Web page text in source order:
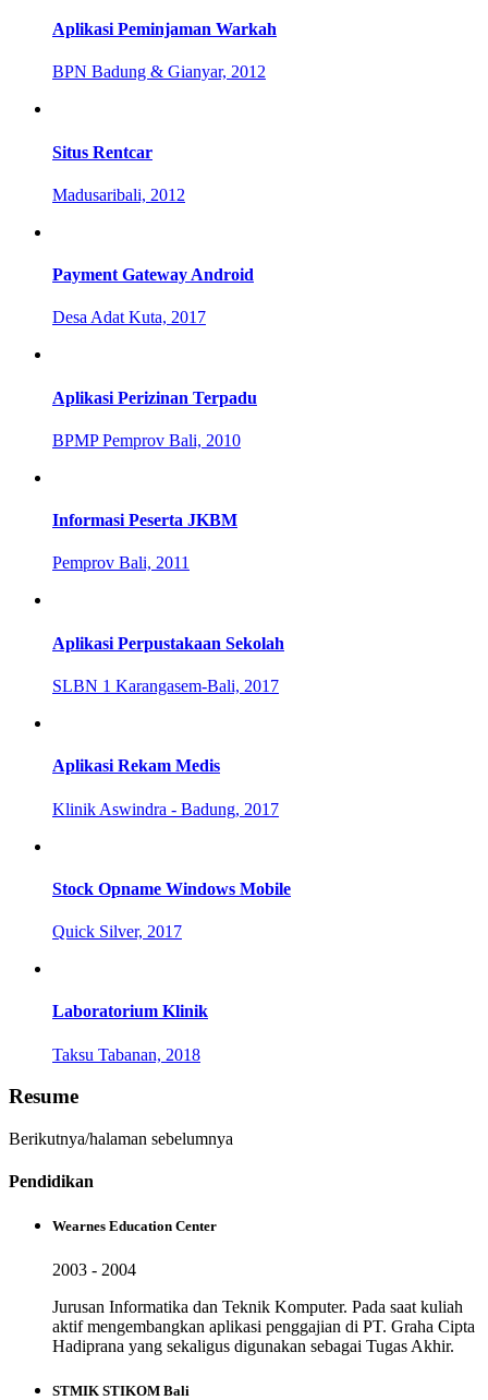
Aplikasi Peminjaman Warkah
BPN Badung & Gianyar, 2012
Situs Rentcar
Madusaribali, 2012
Payment Gateway Android
Desa Adat Kuta, 2017
Aplikasi Perizinan Terpadu
BPMP Pemprov Bali, 2010
Informasi Peserta JKBM
Pemprov Bali, 2011
Aplikasi Perpustakaan Sekolah
SLBN 1 Karangasem-Bali, 2017
Aplikasi Rekam Medis
Klinik Aswindra - Badung, 2017
Stock Opname Windows Mobile
Quick Silver, 2017
Laboratorium Klinik
Taksu Tabanan, 2018
Resume
Berikutnya/halaman sebelumnya
Pendidikan
Wearnes Education Center
2003 - 2004
Jurusan Informatika dan Teknik Komputer. Pada saat kuliah
aktif mengembangkan aplikasi penggajian di PT. Graha Cipta
Hadiprana yang sekaligus digunakan sebagai Tugas Akhir.
STMIK STIKOM Bali